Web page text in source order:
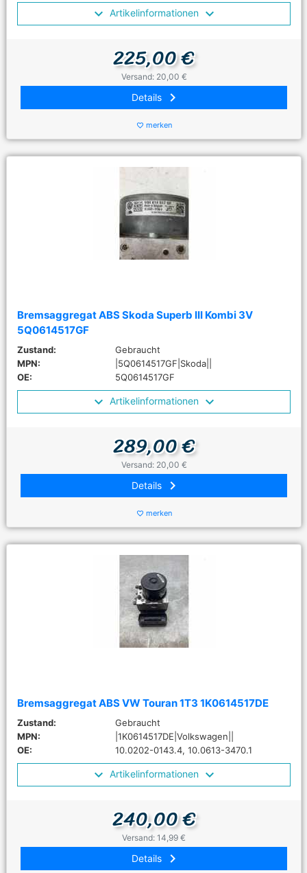
Artikelinformationen
225,00 €
Versand: 20,00 €
Details keyboard_arrow_right
favorite_border merken
Bremsaggregat ABS Skoda Superb III Kombi 3V
5Q0614517GF
Zustand:
Gebraucht
MPN:
|5Q0614517GF|Skoda||
OE:
5Q0614517GF
Artikelinformationen
289,00 €
Versand: 20,00 €
Details keyboard_arrow_right
favorite_border merken
Bremsaggregat ABS VW Touran 1T3 1K0614517DE
Zustand:
Gebraucht
MPN:
|1K0614517DE|Volkswagen||
OE:
10.0202-0143.4, 10.0613-3470.1
Artikelinformationen
240,00 €
Versand: 14,99 €
Details keyboard_arrow_right